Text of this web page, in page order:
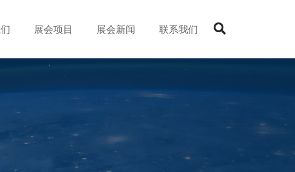
展会项目 展会新闻 联系我们